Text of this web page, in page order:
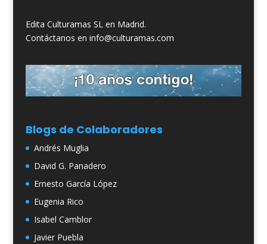
Edita Culturamas SL en Madrid.
Contáctanos en info@culturamas.com
Blogs de Colaboradores
Andrés Muglia
David G. Panadero
Ernesto García López
Eugenia Rico
Isabel Camblor
Javier Puebla